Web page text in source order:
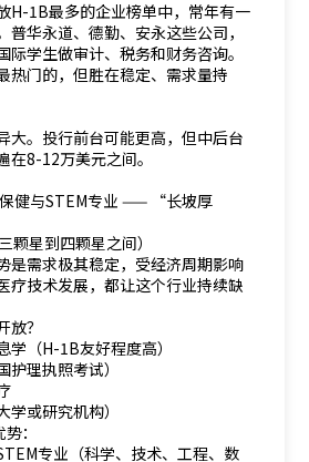
H-1B最多的企业榜单中，常年有一
普华永道、德勤、安永这些公司，
际学生做审计、税务和财务咨询。
热门的，但胜在稳定、需求量持
大。投行前台可能更高，但中后台
在8-12万美元之间。
健与STEM专业 —— “长坡厚
颗星到四颗星之间）
是需求极其稳定，受经济周期影响
疗技术发展，都让这个行业持续缺
放？
学（H-1B友好程度高）
理执照考试）
或研究机构）
：
专业（科学、技术、工程、数